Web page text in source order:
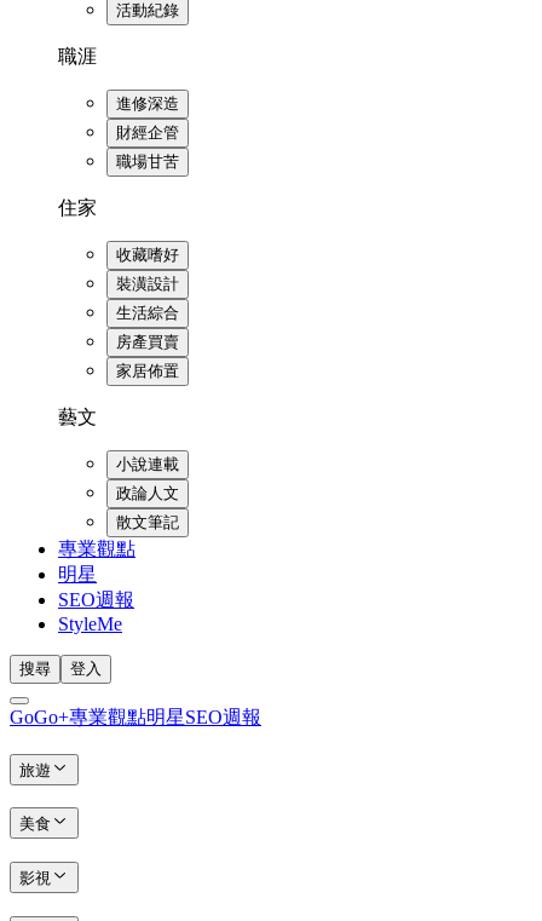
活動紀錄
職涯
進修深造
財經企管
職場甘苦
住家
收藏嗜好
裝潢設計
生活綜合
房產買賣
家居佈置
藝文
小說連載
政論人文
散文筆記
專業觀點
明星
SEO週報
StyleMe
搜尋 登入
GoGo+專業觀點明星SEO週報
旅遊
美食
影視